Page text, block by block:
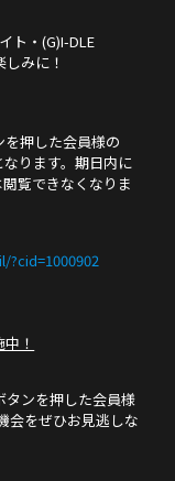
ト・(G)I-DLE
みに！
押した会員様の
ります。期日内に
覧できなくなりま
！
タンを押した会員様
会をぜひお見逃しな